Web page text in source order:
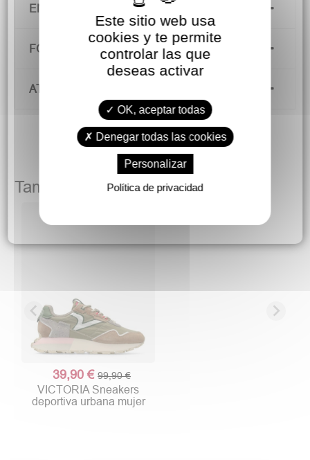
ENVÍOS Y DEVOLUCIONES
FORMAS DE PAGO
ATENCIÓN AL CLIENTE
También podría gustarte
39,90 €99,90 €
VICTORIA Sneakers
deportiva urbana mujer
Este sitio web usa
cookies y te permite
controlar las que
deseas activar
OK, aceptar todas
Denegar todas las cookies
Personalizar
Política de privacidad